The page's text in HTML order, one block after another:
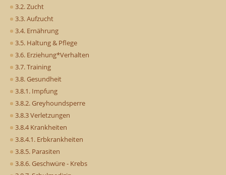
3.2. Zucht
3.3. Aufzucht
3.4. Ernährung
3.5. Haltung & Pflege
3.6. Erziehung*Verhalten
3.7. Training
3.8. Gesundheit
3.8.1. Impfung
3.8.2. Greyhoundsperre
3.8.3 Verletzungen
3.8.4 Krankheiten
3.8.4.1. Erbkrankheiten
3.8.5. Parasiten
3.8.6. Geschwüre - Krebs